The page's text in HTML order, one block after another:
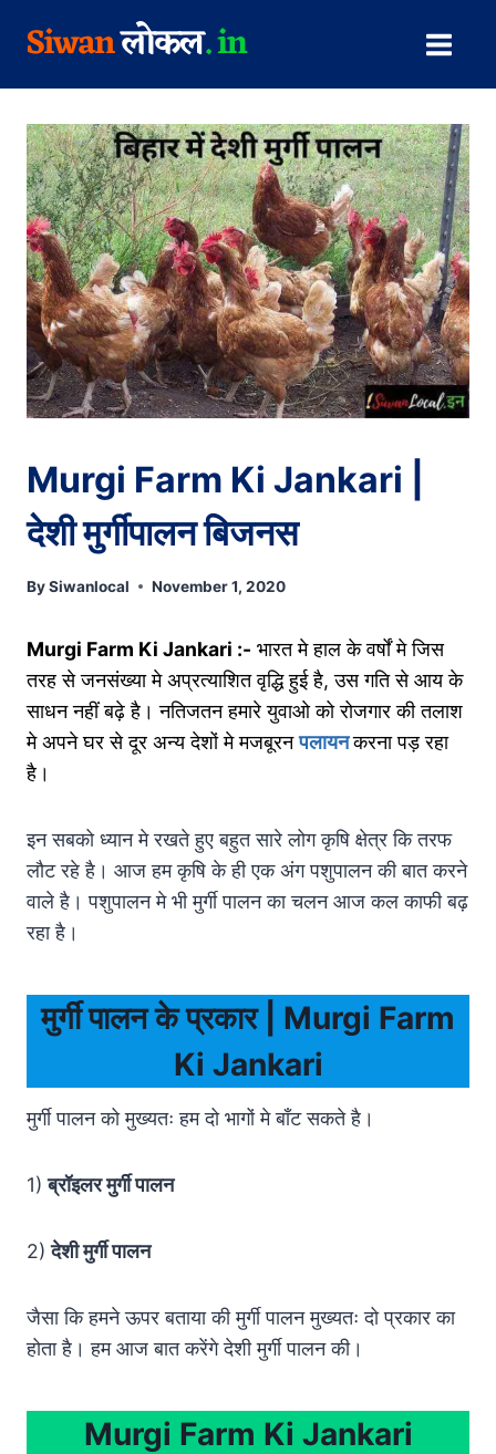
Murgi Farm Ki Jankari |
देशी मुर्गीपालन बिजनस
BySiwanlocal November 1, 2020
Murgi Farm Ki Jankari :- भारत मे हाल के वर्षों मे जिस
तरह से जनसंख्या मे अप्रत्याशित वृद्धि हुई है, उस गति से आय के
साधन नहीं बढ़े है। नतिजतन हमारे युवाओ को रोजगार की तलाश
मे अपने घर से दूर अन्य देशों मे मजबूरनपलायनकरना पड़ रहा
है।
इन सबको ध्यान मे रखते हुए बहुत सारे लोग कृषि क्षेत्र कि तरफ
लौट रहे है। आज हम कृषि के ही एक अंग पशुपालन की बात करने
वाले है। पशुपालन मे भी मुर्गी पालन का चलन आज कल काफी बढ़
रहा है।
मुर्गी पालन के प्रकार
| Murgi Farm
Ki Jankari
मुर्गी पालन को मुख्यतः हम दो भागों मे बाँट सकते है।
1)ब्रॉइलर मुर्गी पालन
2)देशी मुर्गी पालन
जैसा कि हमने ऊपर बताया की मुर्गी पालन मुख्यतः दो प्रकार का
होता है। हम आज बात करेंगे देशी मुर्गी पालन की।
Murgi Farm Ki Jankari